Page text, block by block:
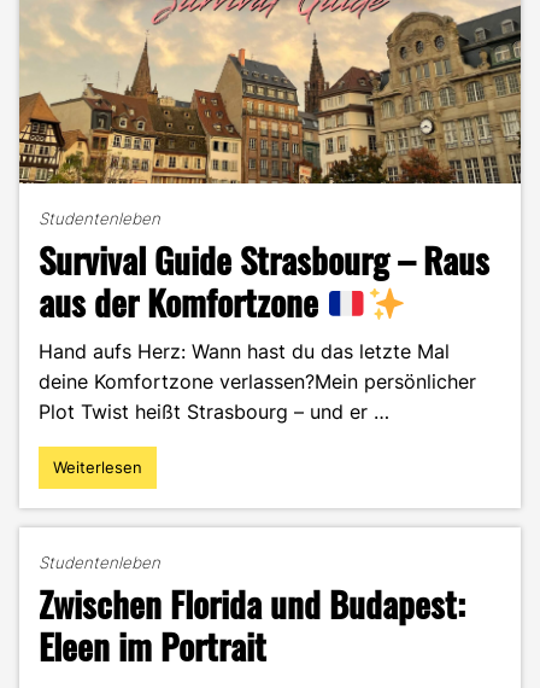
Studentenleben
Survival Guide Strasbourg – Raus
aus der Komfortzone
Hand aufs Herz: Wann hast du das letzte Mal
deine Komfortzone verlassen?Mein persönlicher
Plot Twist heißt Strasbourg – und er …
"Survival
Guide
Raus
aus
der
Komfortzone
Weiterlesen
Studentenleben
Zwischen Florida und Budapest:
Eleen im Portrait